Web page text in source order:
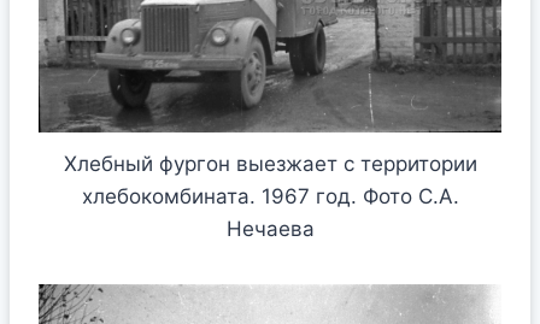
Хлебный фургон выезжает с территории
хлебокомбината. 1967 год. Фото С.А.
Нечаева